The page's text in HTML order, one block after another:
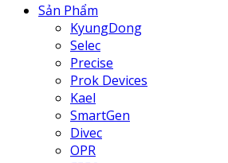
Sản Phẩm
KyungDong
Selec
Precise
Prok Devices
Kael
SmartGen
Divec
OPR